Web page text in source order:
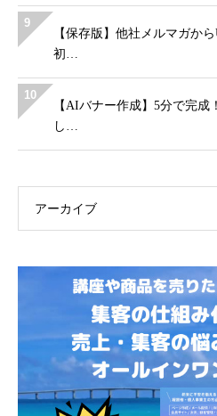
9
【保存版】他社メルマガか
初…
10
【AIバナー作成】5分で完
し…
アーカイブ